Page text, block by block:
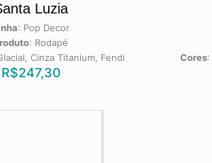
Luzia
: Pop Decor
: Rodapé
Cinza Titanium, Fendi
R$247,30
Cores: